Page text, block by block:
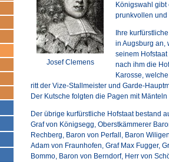
Josef Clemens
Königswahl
prunkvollen und
Ihre
in Augsburg an,
seinem
nach ihm die
Karosse,
ritt der Vize-Stallmeister und Garde-
Der Kutsche folgten die Pagen mit
Der übrige kurfürstliche Hofstaat bestand
Graf von Königsegg, Oberstkämmerer
Rechberg, Baron von Perfall, Baron
Adam von Fraunhofen, Graf Max Fugger,
Bommo, Baron von Berndorf, Herr von